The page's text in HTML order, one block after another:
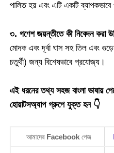
পালিত হয় এবং এটি একটি
৩. গণেশ জয়ন্তীতে কী নিবেদন করা
মোদক এবং দূর্বা ঘাস সহ তিল এবং
চতুর্থী) জন্য বিশেষভাবে প্রযোজ্য।
এই ধরনের তথ্য সহজ বাংলা ভাষায়
হোয়াটসঅ্যাপ গ্রুপে যুক্ত হন 👇
আমাদের Facebook পেজ